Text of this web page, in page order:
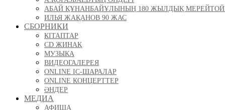
АБАЙ ҚҰНАНБАЙҰЛЫНЫҢ 180 ЖЫЛДЫҚ
ИЛЬЯ ЖАҚАНОВ 90 ЖАС
СБОРНИКИ
КІТАПТАР
CD ЖИНАҚ
МУЗЫКА
ВИДЕОГАЛЕРЕЯ
ONLINE ІС-ШАРАЛАР
ONLINE КОНЦЕРТТЕР
ӘНДЕР
МЕДИА
АФИША